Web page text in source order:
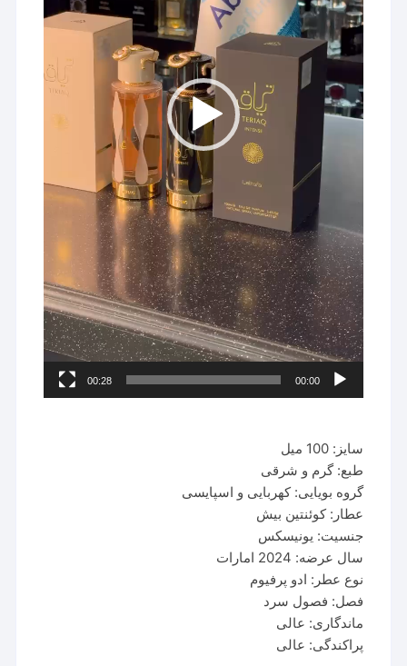
00:00
00:28
سایز: 100 میل
طبع: گرم و شرقی
گروه بویایی: کهربایی و اسپایسی
عطار: کوئنتین بیش
جنسیت: یونیسکس
سال عرضه: 2024 امارات
نوع عطر: ادو پرفیوم
فصل: فصول سرد
ماندگاری: عالی
پراکندگی: عالی